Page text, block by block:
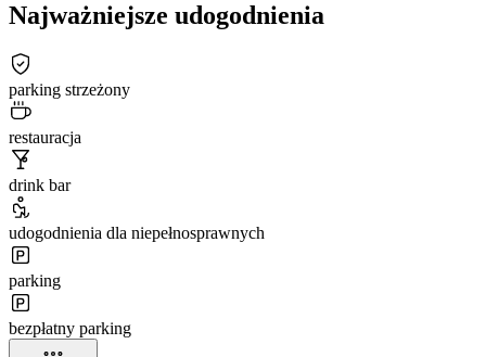
Najważniejsze udogodnienia
parking strzeżony
restauracja
drink bar
udogodnienia dla niepełnosprawnych
parking
bezpłatny parking